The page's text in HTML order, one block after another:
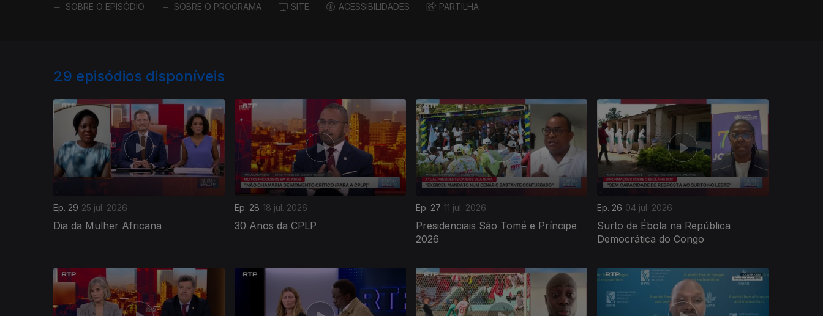
SOBRE O EPISÓDIO SOBRE O PROGRAMA SITE ACESSIBILIDADES PARTILHA
29 episódios disponíveis
Ep. 29 25 jul. 2026
Dia da Mulher Africana
Ep. 28 18 jul. 2026
30 Anos da CPLP
Ep. 27 11 jul. 2026
Presidenciais São Tomé e Príncipe
2026
Ep. 26 04 jul. 2026
Surto de Ébola na República
Democrática do Congo